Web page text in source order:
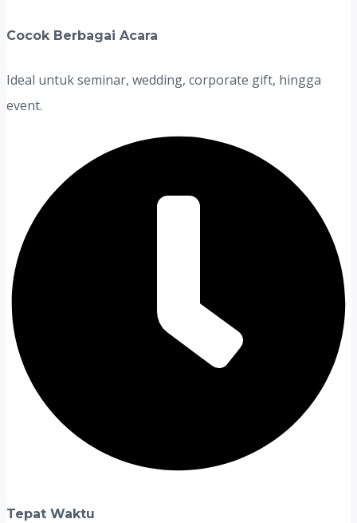
Cocok Berbagai Acara
Ideal untuk seminar, wedding, corporate gift, hingga
event.
Tepat Waktu